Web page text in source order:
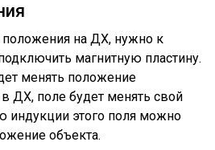
положения на ДХ, нужно к
магнитную пластину.
менять положение
в ДХ, поле будет менять свой
индукции этого поля можно
объекта.